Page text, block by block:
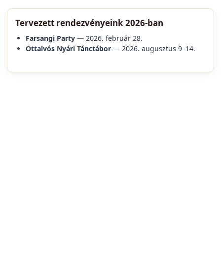
Tervezett rendezvényeink 2026-ban
Farsangi Party — 2026. február 28.
Ottalvós Nyári Tánctábor — 2026. augusztus 9–14.